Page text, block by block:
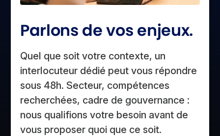
Parlons de vos enjeux.
Quel que soit votre contexte, un
interlocuteur dédié peut vous répondre
sous 48h. Secteur, compétences
recherchées, cadre de gouvernance :
nous qualifions votre besoin avant de
vous proposer quoi que ce soit.